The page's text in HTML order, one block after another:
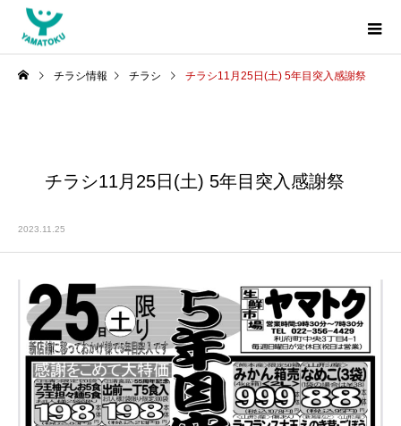
チラシ情報 チラシ チラシ11月25日(土) 5年目突入感謝祭
チラシ11月25日(土) 5年目突入感謝祭
2023.11.25